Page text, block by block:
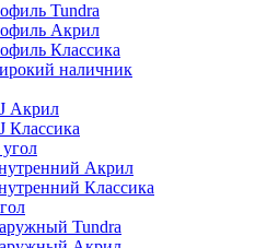
Tundra
Акрил
Классика
наличник
Акрил
Классика
Акрил
Классика
Tundra